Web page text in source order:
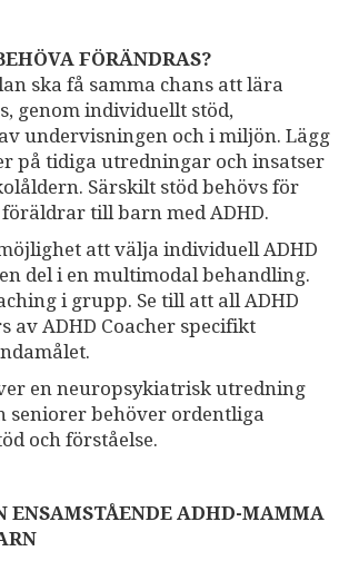
FÖRÄNDRAS?
ska få samma chans att lära
genom individuellt stöd,
undervisningen och i miljön. Lägg
på tidiga utredningar och insatser
Särskilt stöd behövs för
föräldrar till barn med ADHD.
att välja individuell ADHD
del i en multimodal behandling.
i grupp. Se till att all ADHD
av ADHD Coacher specifikt
en neuropsykiatrisk utredning
seniorer behöver ordentliga
och förståelse.
ENSAMSTÅENDE ADHD-MAMMA